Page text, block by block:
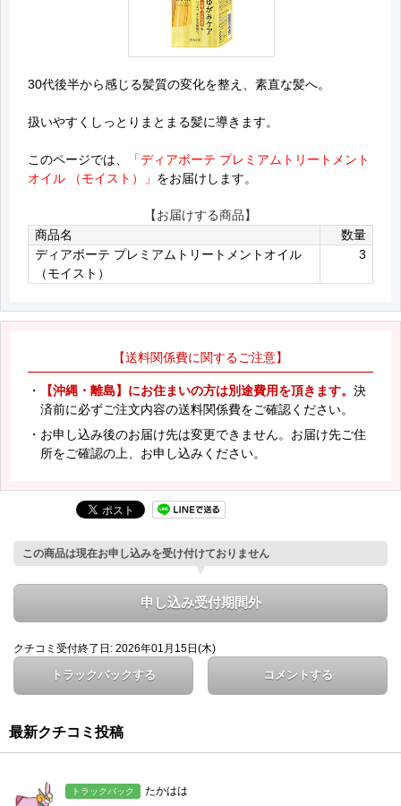
30代後半から感じる髪質の変化を整え、素直な髪へ。
扱いやすくしっとりまとまる髪に導きます。
このページでは、
「ディアボーテ プレミアムトリートメント
オイル （モイスト）」 をお届けします。
【お届けする商品】
商品名
数量
ディアボーテ プレミアムトリートメントオイル
（モイスト）
3
【送料関係費に関するご注意】
・ 【沖縄・離島】にお住まいの方は別途費用を頂きます。 決
済前に必ずご注文内容の送料関係費をご確認ください。
・お申し込み後のお届け先は変更できません。お届け先ご住
所をご確認の上、お申し込みください。
この商品は現在お申し込みを受け付けておりません
申し込み受付期間外
クチコミ受付終了日: 2026年01月15日(木)
トラックバックする コメントする
最新クチコミ投稿
トラックバック たかはは